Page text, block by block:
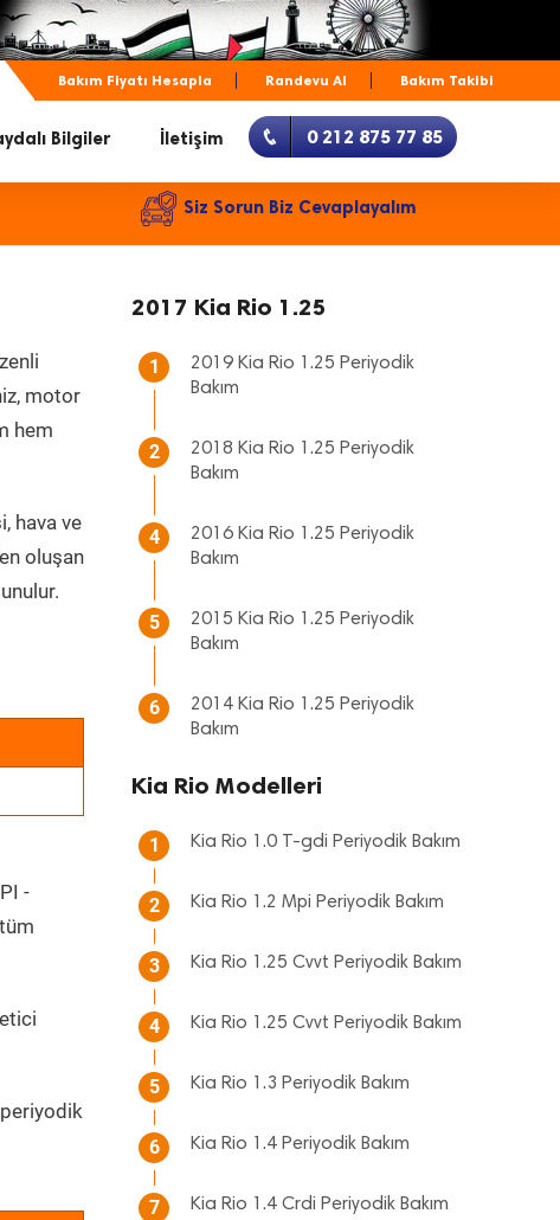
Bakım Fiyatı Hesapla Randevu Al Bakım Takibi
Bilgiler İletişim 0 212 875 77 85
Siz Sorun Biz Cevaplayalım
motor
hem
hava ve
oluşan
-
periyodik
2017 Kia Rio 1.25
1
2019 Kia Rio 1.25 Periyodik
Bakım
2
2018 Kia Rio 1.25 Periyodik
Bakım
4
2016 Kia Rio 1.25 Periyodik
Bakım
5
2015 Kia Rio 1.25 Periyodik
Bakım
6
2014 Kia Rio 1.25 Periyodik
Bakım
Kia Rio Modelleri
1 Kia Rio 1.0 T-gdi Periyodik Bakım
2 Kia Rio 1.2 Mpi Periyodik Bakım
3 Kia Rio 1.25 Cvvt Periyodik Bakım
4 Kia Rio 1.25 Cvvt Periyodik Bakım
5 Kia Rio 1.3 Periyodik Bakım
6 Kia Rio 1.4 Periyodik Bakım
7 Kia Rio 1.4 Crdi Periyodik Bakım